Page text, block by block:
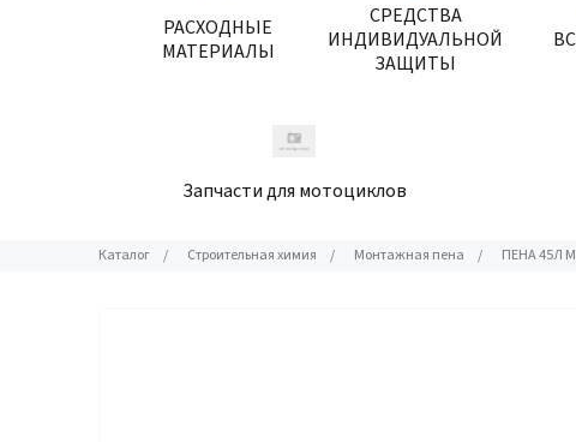
РАСХОДНЫЕ
МАТЕРИАЛЫ
СРЕДСТВА
ИНДИВИДУАЛЬНОЙ
ЗАЩИТЫ
Запчасти для мотоциклов
Каталог / Строительная химия / Монтажная пена / ПЕНА 45Л